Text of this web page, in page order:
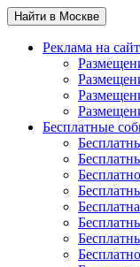
Найти в Москве
Реклама на
Бесплатные